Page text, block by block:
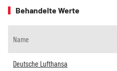
Behandelte Werte
Name
Deutsche Lufthansa